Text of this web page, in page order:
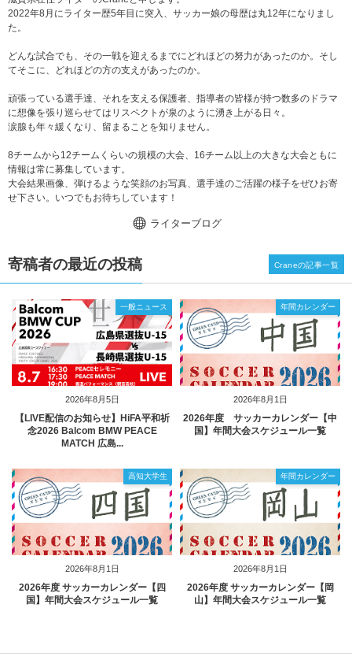
2022年8月にライター歴5年目に突入、サッカー娘の母歴は丸12年になりまし
た。
どんな試合でも、その一戦を迎えるまでにどれほどの努力があったのか。そし
てそこに、どれほどの方の支えがあったのか。
頑張っている選手達、それを支える保護者、指導者の皆様が持つ数多のドラマ
に想像を張り巡らせてはリスペクトが泉のように湧き上がる日々。
涙腺も年々緩くなり、留まることを知りません。
8チームから12チームくらいの規模の大会、16チーム以上の大きな大会ともに
情報は常に募集しています。
大会結果画像、弾けるような笑顔のお写真、選手達のご活躍の様子をぜひお寄
せ下さい。いつでもお待ちしています！
ライターブログ
寄稿者の最近の投稿
2026年8月5日
一般ニュース
【LIVE配信のお知らせ】HiFA平和祈
念2026 Balcom BMW PEACE
MATCH 広島...
2026年8月1日
年間カレンダー
2026年度 サッカーカレンダー【中
国】年間大会スケジュール一覧
2026年8月1日
高知大学生
2026年度 サッカーカレンダー【四
国】年間大会スケジュール一覧
2026年8月1日
年間カレンダー
2026年度 サッカーカレンダー【岡
山】年間大会スケジュール一覧
Craneの記事一覧